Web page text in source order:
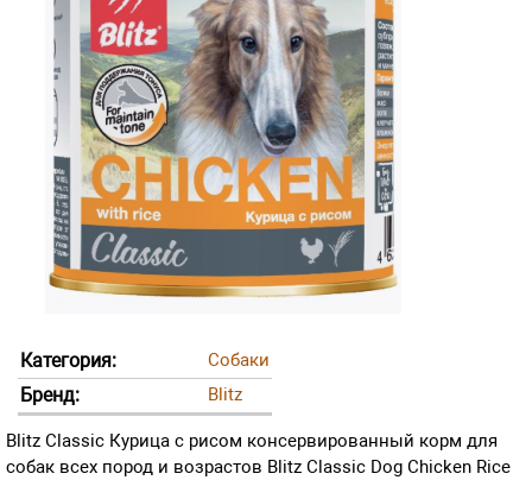
Категория: Собаки
Бренд: Blitz
Blitz Classic Курица с рисом консервированный корм для
собак всех пород и возрастов Blitz Classic Dog Chicken Rice